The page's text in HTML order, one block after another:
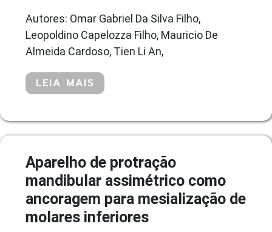
Autores: Omar Gabriel Da Silva Filho,
Leopoldino Capelozza Filho, Mauricio De
Almeida Cardoso, Tien Li An,
LEIA MAIS
Aparelho de protração
mandibular assimétrico como
ancoragem para mesialização de
molares inferiores